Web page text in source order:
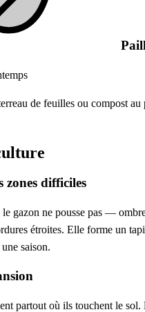
de feuilles ou compost au
zones difficiles
gazon ne pousse pas —
étroites. Elle forme un
saison.
partout où ils touchent le sol.